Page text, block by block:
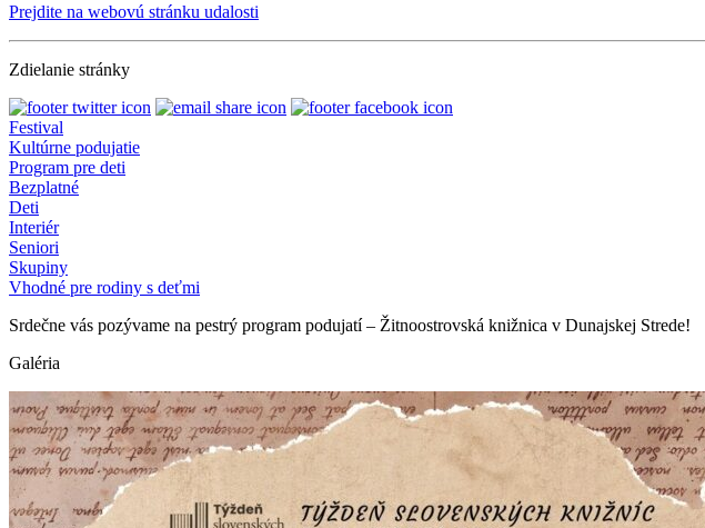
Prejdite na webovú stránku udalosti
Zdielanie stránky
Festival
Kultúrne podujatie
Program pre deti
Bezplatné
Deti
Interiér
Seniori
Skupiny
Vhodné pre rodiny s deťmi
Srdečne vás pozývame na pestrý program podujatí – Žitnoostrovská knižnica v Dunajskej Strede!
Galéria